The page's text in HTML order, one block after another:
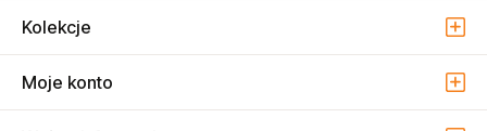
Kolekcje
Moje konto